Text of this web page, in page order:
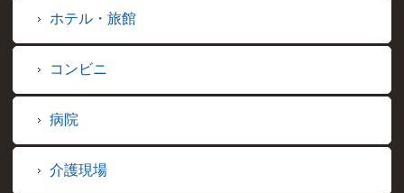
ホテル・旅館
コンビニ
病院
介護現場